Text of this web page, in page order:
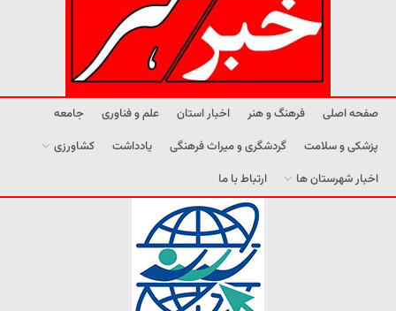
صفحه اصلی فرهنگ و هنر اخبار استان علم و فناوری
جامعه
پزشکی و سلامت
گردشگری و میراث فرهنگی یادداشت
کشاورزی
اخبار شهرستان ها
ارتباط با ما